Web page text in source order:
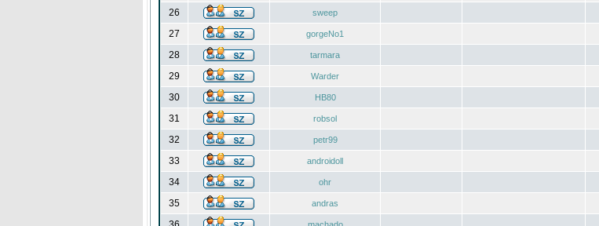
26
sweep
27
gorgeNo1
28
tarmara
29
Warder
30
HB80
31
robsol
32
petr99
33
androidoll
34
ohr
35
andras